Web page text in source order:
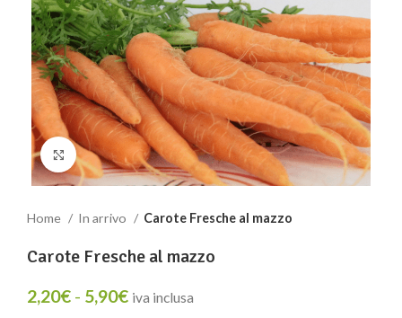
Clicca per ingrandire
Home In arrivo Carote Fresche al mazzo
Carote Fresche al mazzo
2,20€ - 5,90€ iva inclusa